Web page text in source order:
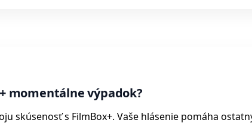
momentálne výpadok?
skúsenosť s FilmBox+. Vaše hlásenie pomáha